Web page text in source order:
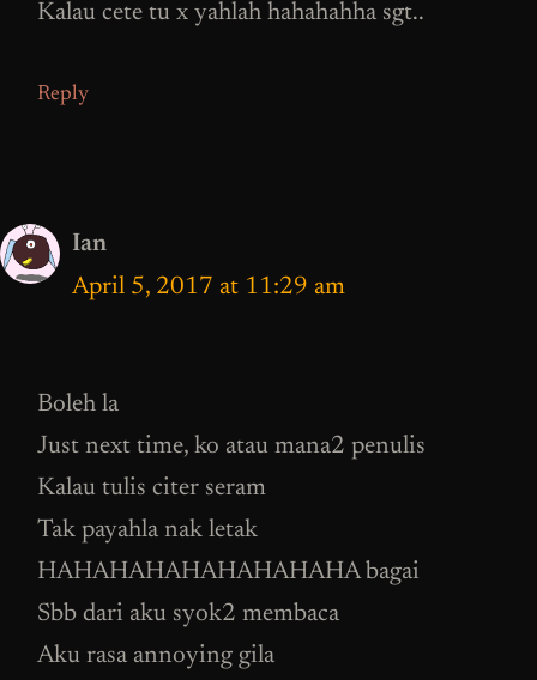
Kalau cete tu x yahlah hahahahha sgt..
Reply
Ian
April 5, 2017 at 11:29 am
Boleh la
Just next time, ko atau mana2 penulis
Kalau tulis citer seram
Tak payahla nak letak
HAHAHAHAHAHAHAHAHA bagai
Sbb dari aku syok2 membaca
Aku rasa annoying gila